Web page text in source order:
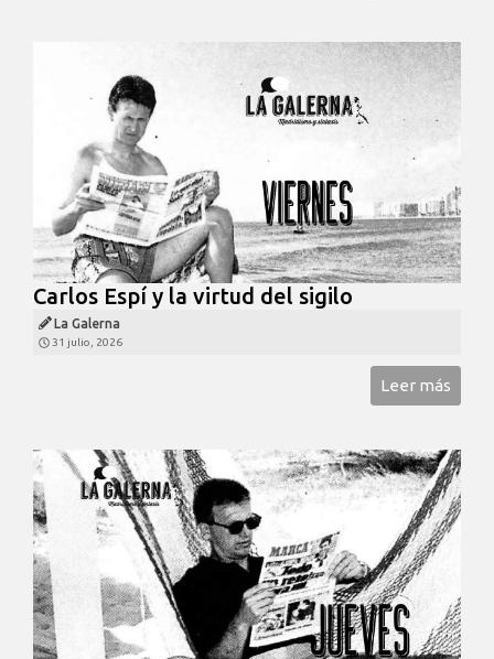
Carlos Espí y la virtud del sigilo
La Galerna
31 julio, 2026
Leer más